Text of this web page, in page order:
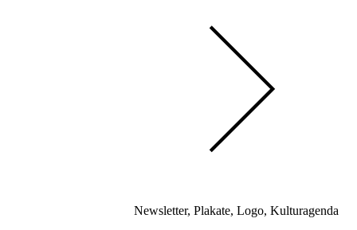
Newsletter, Plakate, Logo, Kulturagenda